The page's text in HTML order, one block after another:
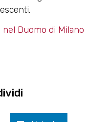
nel Duomo di Milano